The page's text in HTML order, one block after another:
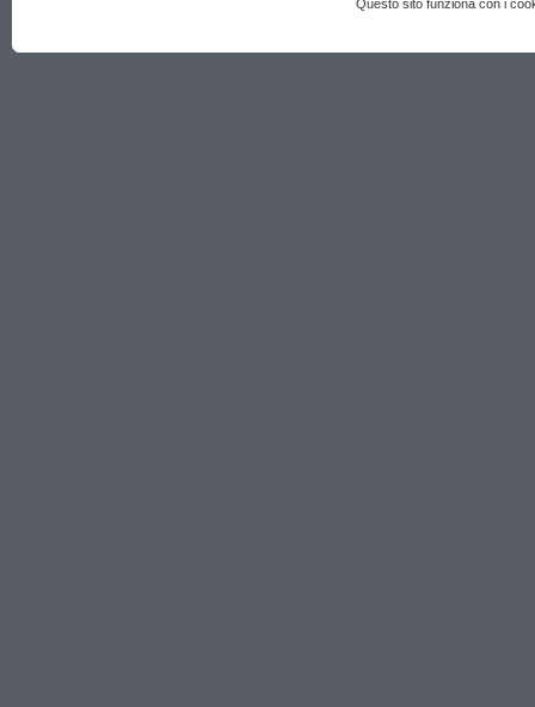
Questo sito funziona con i